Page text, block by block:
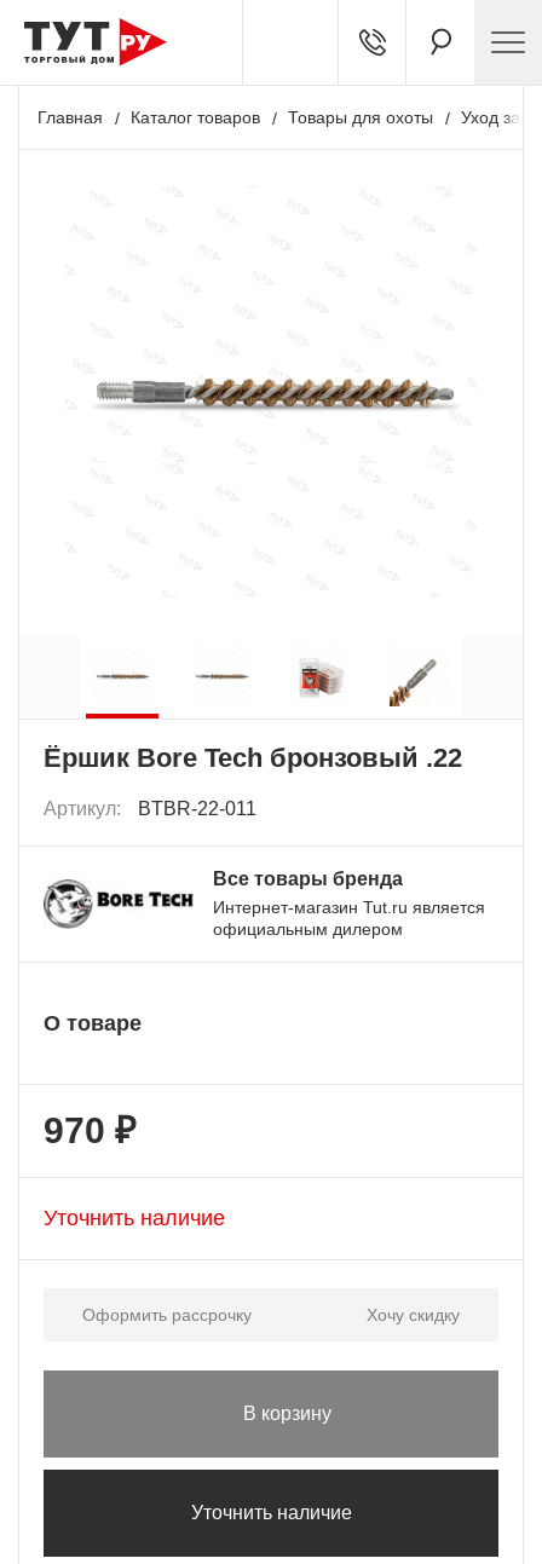
Главная Каталог товаров Товары для охоты Уход за
Ёршик Bore Tech бронзовый .22
Артикул: BTBR-22-011
Все товары бренда
Интернет-магазин Tut.ru является
официальным дилером
О товаре
970 ₽
Уточнить наличие
Оформить рассрочку Хочу скидку
В корзину
Уточнить наличие